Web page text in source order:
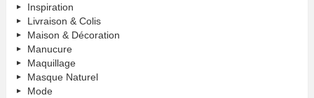
Inspiration
Livraison & Colis
Maison & Décoration
Manucure
Maquillage
Masque Naturel
Mode